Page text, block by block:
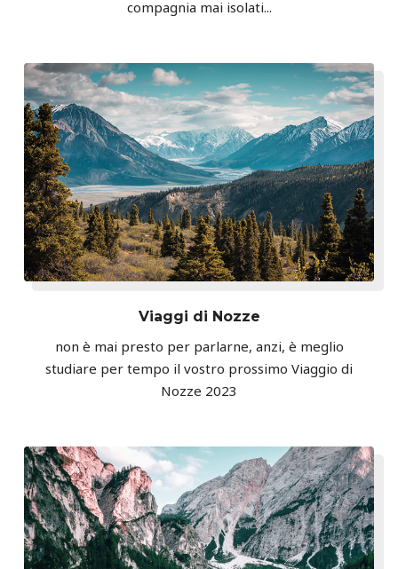
compagnia mai isolati...
Viaggi di Nozze
non è mai presto per parlarne, anzi, è meglio
studiare per tempo il vostro prossimo Viaggio di
Nozze 2023